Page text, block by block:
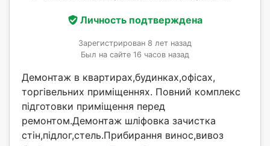
Личность подтверждена
Зарегистрирован 8 лет назад
Был на сайте 16 часов назад
Демонтаж в квартирах,будинках,офісах,
торгівельних приміщеннях. Повний комплекс
підготовки приміщення перед
ремонтом.Демонтаж шліфовка зачистка
стін,підлог,стель.Прибирання винос,вивоз